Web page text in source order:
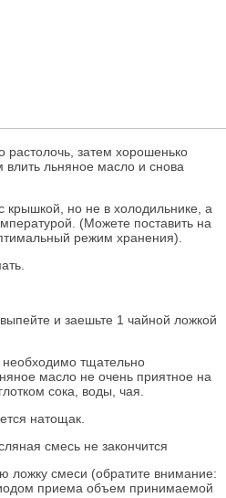
растолочь, затем хорошенько
льняное масло и снова
крышкой, но не в холодильнике, а
(Можете поставить на
режим хранения).
и заешьте 1 чайной ложкой
тщательно
масло не очень приятное на
сока, воды, чая.
натощак.
смесь не закончится
ложку смеси (обратите внимание:
приема объем принимаемой